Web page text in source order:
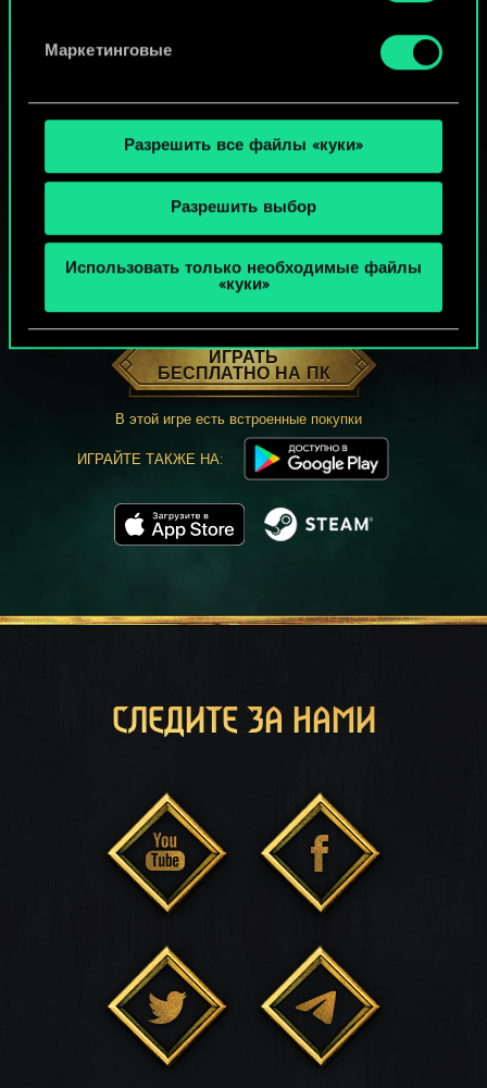
Маркетинговые
Разрешить все файлы «куки»
Разрешить выбор
Использовать только необходимые файлы
«куки»
МОЖЕТ ПАРТЕЕЧКУ В ГВИНТ?
ИГРАТЬ
БЕСПЛАТНО НА ПК
В этой игре есть встроенные покупки
ИГРАЙТЕ ТАКЖЕ НА:
СЛЕДИТЕ ЗА НАМИ